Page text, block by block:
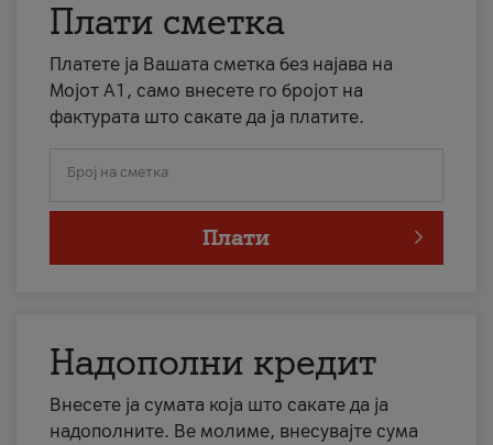
Плати сметка
Платете ја Вашата сметка без најава на
Мојот А1, само внесете го бројот на
фактурата што сакате да ја платите.
Број на сметка
Плати
Надополни кредит
Внесете ја сумата која што сакате да ја
надополните. Ве молиме, внесувајте сума